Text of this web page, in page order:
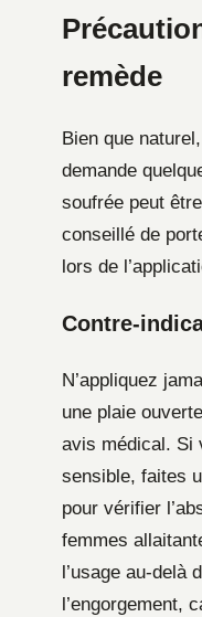
remède
Bien que
demande
soufrée peut
conseillé de
lors de
Contre-
N’appliquez
une plaie
avis médical. Si
sensible, faites
pour vérifier
femmes
l’usage au-delà
l’engorgement,